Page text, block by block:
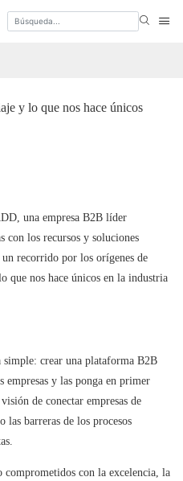
y lo que nos hace únicos
una empresa B2B líder
con los recursos y soluciones
recorrido por los orígenes de
que nos hace únicos en la industria
crear una plataforma B2B
empresas y las ponga en primer
de conectar empresas de
barreras de los procesos
comprometidos con la excelencia, la